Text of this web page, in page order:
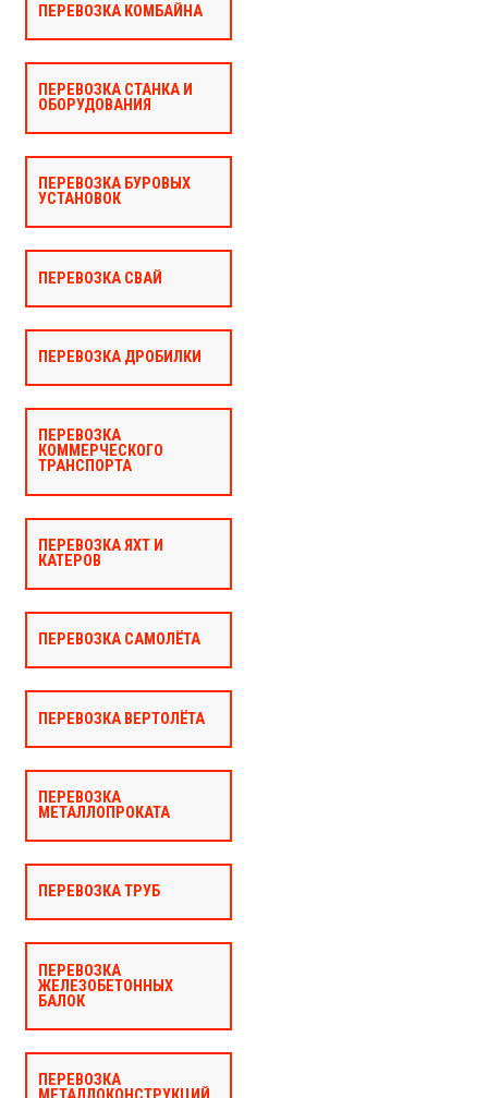
ПЕРЕВОЗКА КОМБАЙНА
ПЕРЕВОЗКА СТАНКА И
ОБОРУДОВАНИЯ
ПЕРЕВОЗКА БУРОВЫХ
УСТАНОВОК
ПЕРЕВОЗКА СВАЙ
ПЕРЕВОЗКА ДРОБИЛКИ
ПЕРЕВОЗКА
КОММЕРЧЕСКОГО
ТРАНСПОРТА
ПЕРЕВОЗКА ЯХТ И
КАТЕРОВ
ПЕРЕВОЗКА САМОЛЁТА
ПЕРЕВОЗКА ВЕРТОЛЁТА
ПЕРЕВОЗКА
МЕТАЛЛОПРОКАТА
ПЕРЕВОЗКА ТРУБ
ПЕРЕВОЗКА
ЖЕЛЕЗОБЕТОННЫХ
БАЛОК
ПЕРЕВОЗКА